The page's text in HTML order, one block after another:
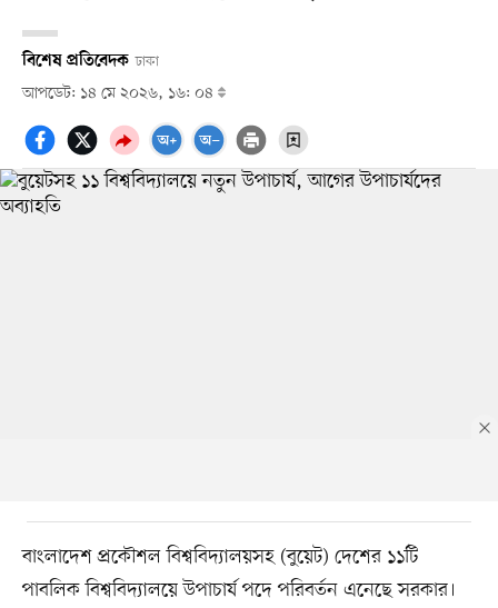
বিশেষ প্রতিবেদক ঢাকা
আপডেট: ১৪ মে ২০২৬, ১৬: ০৪
বাংলাদেশ প্রকৌশল বিশ্ববিদ্যালয়সহ (বুয়েট) দেশের ১১টি
পাবলিক বিশ্ববিদ্যালয়ে উপাচার্য পদে পরিবর্তন এনেছে সরকার।